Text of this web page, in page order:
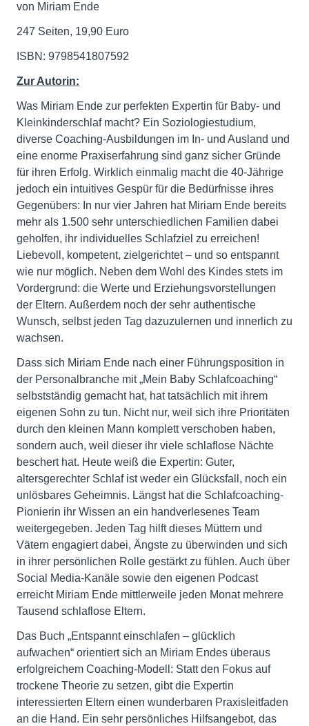
von Miriam Ende
247 Seiten, 19,90 Euro
ISBN: 9798541807592
Zur Autorin:
Was Miriam Ende zur perfekten Expertin für Baby- und
Kleinkinderschlaf macht? Ein Soziologiestudium,
diverse Coaching-Ausbildungen im In- und Ausland und
eine enorme Praxiserfahrung sind ganz sicher Gründe
für ihren Erfolg. Wirklich einmalig macht die 40-Jährige
jedoch ein intuitives Gespür für die Bedürfnisse ihres
Gegenübers: In nur vier Jahren hat Miriam Ende bereits
mehr als 1.500 sehr unterschiedlichen Familien dabei
geholfen, ihr individuelles Schlafziel zu erreichen!
Liebevoll, kompetent, zielgerichtet – und so entspannt
wie nur möglich. Neben dem Wohl des Kindes stets im
Vordergrund: die Werte und Erziehungsvorstellungen
der Eltern. Außerdem noch der sehr authentische
Wunsch, selbst jeden Tag dazuzulernen und innerlich zu
wachsen.
Dass sich Miriam Ende nach einer Führungsposition in
der Personalbranche mit „Mein Baby Schlafcoaching“
selbstständig gemacht hat, hat tatsächlich mit ihrem
eigenen Sohn zu tun. Nicht nur, weil sich ihre Prioritäten
durch den kleinen Mann komplett verschoben haben,
sondern auch, weil dieser ihr viele schlaflose Nächte
beschert hat. Heute weiß die Expertin: Guter,
altersgerechter Schlaf ist weder ein Glücksfall, noch ein
unlösbares Geheimnis. Längst hat die Schlafcoaching-
Pionierin ihr Wissen an ein handverlesenes Team
weitergegeben. Jeden Tag hilft dieses Müttern und
Vätern engagiert dabei, Ängste zu überwinden und sich
in ihrer persönlichen Rolle gestärkt zu fühlen. Auch über
Social Media-Kanäle sowie den eigenen Podcast
erreicht Miriam Ende mittlerweile jeden Monat mehrere
Tausend schlaflose Eltern.
Das Buch „Entspannt einschlafen – glücklich
aufwachen“ orientiert sich an Miriam Endes überaus
erfolgreichem Coaching-Modell: Statt den Fokus auf
trockene Theorie zu setzen, gibt die Expertin
interessierten Eltern einen wunderbaren Praxisleitfaden
an die Hand. Ein sehr persönliches Hilfsangebot, das